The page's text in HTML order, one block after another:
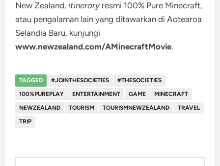
New Zealand,itineraryresmi 100% Pure Minecraft,
atau pengalaman lain yang ditawarkan di Aotearoa
Selandia Baru, kunjungi
www.newzealand.com/AMinecraftMovie.
TAGGED #JOINTHESOCIETIES
#THESOCIETIES
100%PUREPLAY
ENTERTAINMENT GAME
MINECRAFT
NEWZEALAND
TOURISM TOURISMNEWZEALAND
TRAVEL
TRIP